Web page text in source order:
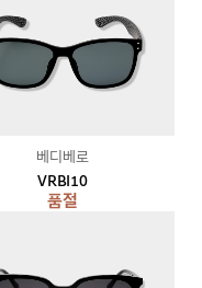
VRBI10
품절
베디베로